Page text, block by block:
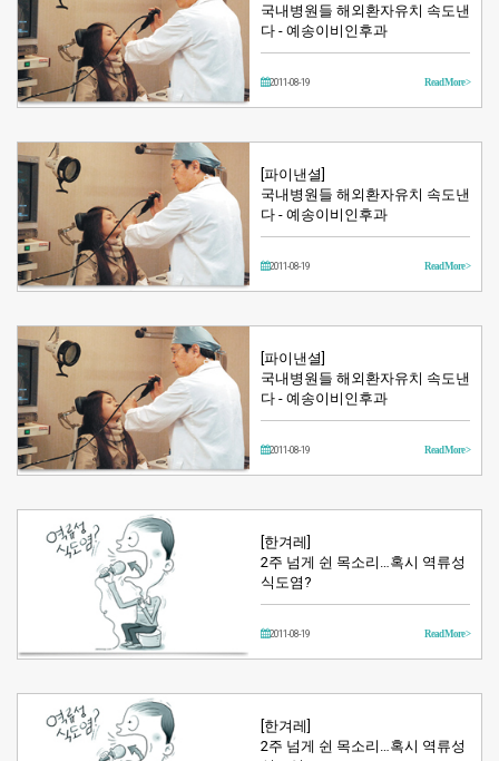
국내병원들 해외환자유치 속도낸
다 - 예송이비인후과
2011-08-19 Read More >
[파이낸셜]
국내병원들 해외환자유치 속도낸
다 - 예송이비인후과
2011-08-19 Read More >
[파이낸셜]
국내병원들 해외환자유치 속도낸
다 - 예송이비인후과
2011-08-19 Read More >
[한겨레]
2주 넘게 쉰 목소리…혹시 역류성
식도염?
2011-08-19 Read More >
[한겨레]
2주 넘게 쉰 목소리…혹시 역류성